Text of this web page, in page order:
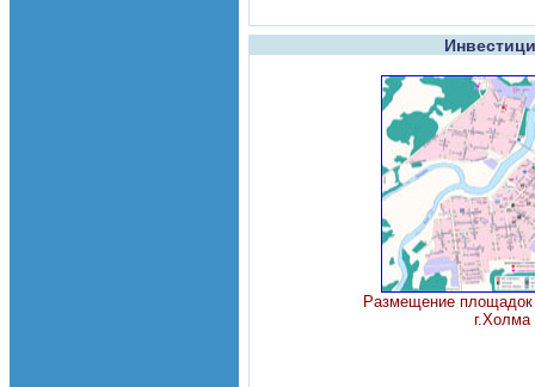
Размещение площадок
г.Холма